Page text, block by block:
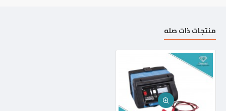
منتجات ذات صله